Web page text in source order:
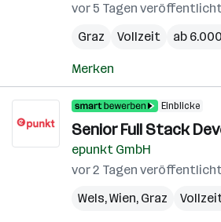
vor 5 Tagen
Graz
Vollzeit ab
Merken
Einblicke
Senior Full Stack
epunkt GmbH
vor 2 Tagen
Wels,Wien, Graz